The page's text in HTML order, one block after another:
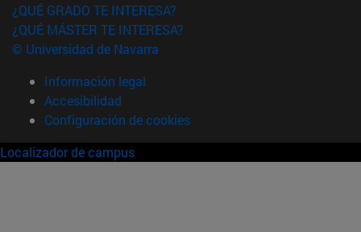
¿QUÉ GRADO TE INTERESA?
¿QUÉ MÁSTER TE INTERESA?
© Universidad de Navarra
Información legal
Accesibilidad
Configuración de cookies
Localizador de campus